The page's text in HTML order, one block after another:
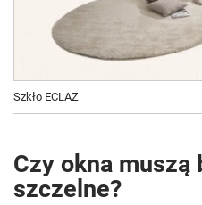
Szkło ECLAZ
Czy okna muszą
szczelne?